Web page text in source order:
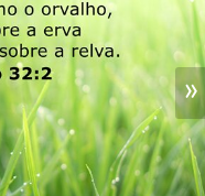
»